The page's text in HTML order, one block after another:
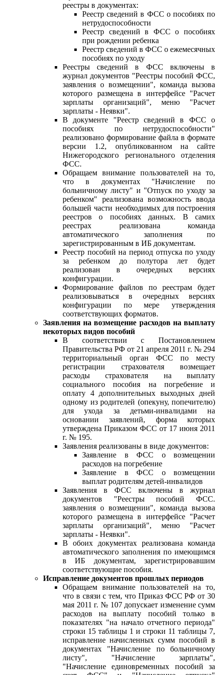
реестры в документах:
Реестр сведений в ФСС о пособиях по
нетрудоспособности
Реестр сведений в ФСС о пособиях
при рождении ребенка
Реестр сведений в ФСС о ежемесячных
пособиях по уходу
Реестры сведений в ФСС включены в
журнал документов "Реестры пособий ФСС,
заявления о возмещении", команда вызова
которого размещена в интерфейсе "Расчет
зарплаты организаций", меню "Расчет
зарплаты - Неявки".
В документе "Реестр сведений в ФСС о
пособиях по нетрудоспособности"
реализовано формирование файла в формате
версии 1.2, опубликованном на сайте
Нижегородского регионального отделения
ФСС.
Обращаем внимание пользователей на то,
что в документах "Начисление по
больничному листу" и "Отпуск по уходу за
ребенком" реализована возможность ввода
большей части необходимых для построения
реестров о пособиях данных. В самих
реестрах реализована команда
автоматического заполнения по
зарегистрированным в ИБ документам.
Реестр пособий на период отпуска по уходу
за ребенком до полутора лет будет
реализован в очередных версиях
конфигурации.
Формирование файлов по реестрам будет
реализовываться в очередных версиях
конфигурации по мере утверждения
соответствующих форматов.
Заявления на возмещение расходов на выплату
некоторых видов пособий
В соответствии с Постановлением
Правительства РФ от 21 апреля 2011 г. № 294
территориальный орган ФСС по месту
регистрации страхователя возмещает
расходы страхователя на выплату
социального пособия на погребение и
оплату 4 дополнительных выходных дней
одному из родителей (опекуну, попечителю)
для ухода за детьми-инвалидами на
основании заявлений, форма которых
утверждена Приказом ФСС от 17 июня 2011
г. № 195.
Заявления реализованы в виде документов:
Заявление в ФСС о возмещении
расходов на погребение
Заявление в ФСС о возмещении
выплат родителям детей-инвалидов
Заявления в ФСС включены в журнал
документов "Реестры пособий ФСС.
заявления о возмещении", команда вызова
которого размещена в интерфейсе "Расчет
зарплаты организаций", меню "Расчет
зарплаты - Неявки".
В обоих документах реализована команда
автоматического заполнения по имеющимся
в ИБ документам, зарегистрировавшим
соответствующие пособия.
Исправление документов прошлых периодов
Обращаем внимание пользователей на то,
что в связи с тем, что Приказ ФСС РФ от 30
мая 2011 г. № 107 допускает изменение сумм
расходов на выплату пособий только в
показателях "на начало отчетного периода"
строки 15 таблицы 1 и строки 11 таблицы 7,
исправление начисленных сумм пособий в
документах "Начисление по больничному
листу", "Начисление зарплаты",
"Начисление единовременных пособий за